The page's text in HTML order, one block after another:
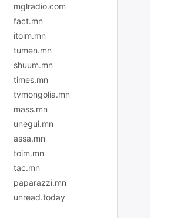
mglradio.com
fact.mn
itoim.mn
tumen.mn
shuum.mn
times.mn
tvmongolia.mn
mass.mn
unegui.mn
assa.mn
toim.mn
tac.mn
paparazzi.mn
unread.today